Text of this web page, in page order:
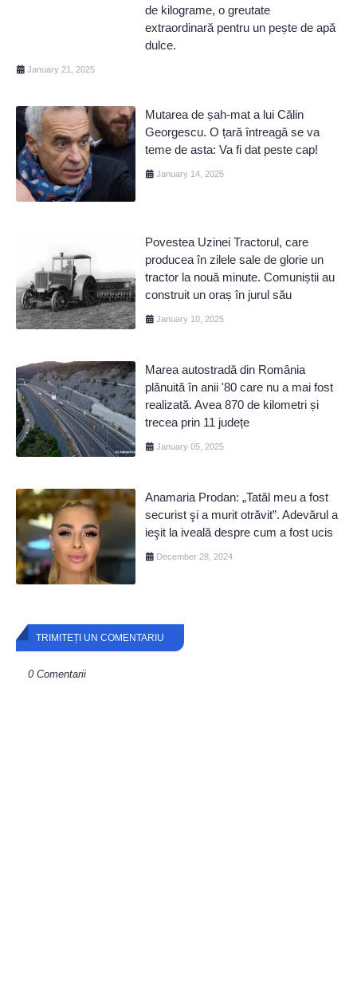
de kilograme, o greutate
extraordinară pentru un pește de apă
dulce.
January 21, 2025
Mutarea de șah-mat a lui Călin
Georgescu. O țară întreagă se va
teme de asta: Va fi dat peste cap!
January 14, 2025
Povestea Uzinei Tractorul, care
producea în zilele sale de glorie un
tractor la nouă minute. Comuniștii au
construit un oraș în jurul său
January 10, 2025
Marea autostradă din România
plănuită în anii '80 care nu a mai fost
realizată. Avea 870 de kilometri și
trecea prin 11 județe
January 05, 2025
Anamaria Prodan: „Tatăl meu a fost
securist şi a murit otrăvit”. Adevărul a
ieşit la iveală despre cum a fost ucis
December 28, 2024
TRIMITEȚI UN COMENTARIU
0 Comentarii